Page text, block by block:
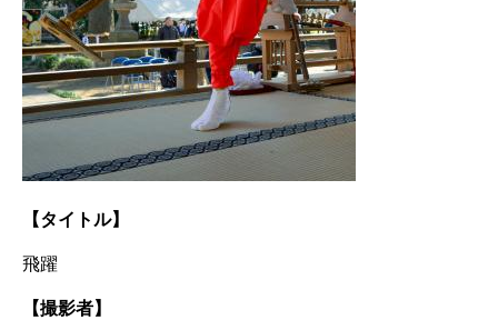
【タイトル】
飛躍
【撮影者】